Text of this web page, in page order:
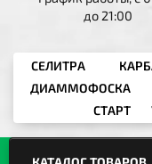
до 21:00
СЕЛИТРА
ДИАММОФОСКА
СТАРТ